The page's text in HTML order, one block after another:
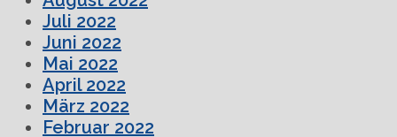
Juli 2022
Juni 2022
Mai 2022
April 2022
März 2022
Februar 2022